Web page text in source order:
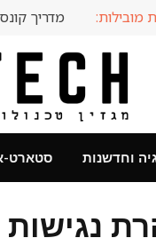
מובילות: מדריך קונסולות
וחדשנות סטארט-
נגישות